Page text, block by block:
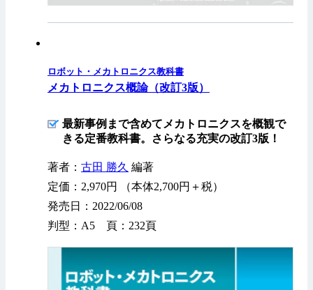
ロボット・メカトロニクス教科書
メカトロニクス概論（改訂3版）
最新事例まで含めてメカトロニクスを概観で
きる定番教科書。さらなる充実の改訂3版！
著者： 古田 勝久 編著
定価：2,970円 （本体2,700円＋税）
発売日：2022/06/08
判型：A5 頁：232頁